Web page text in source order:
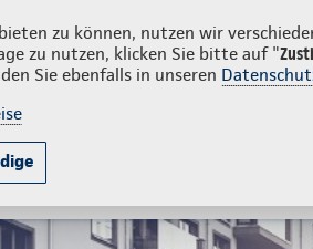
zu können, nutzen wir
zu nutzen, klicken Sie bitte auf "
Sie ebenfalls in unseren
Privatkunden Firmenkunden
Lebensversicherung